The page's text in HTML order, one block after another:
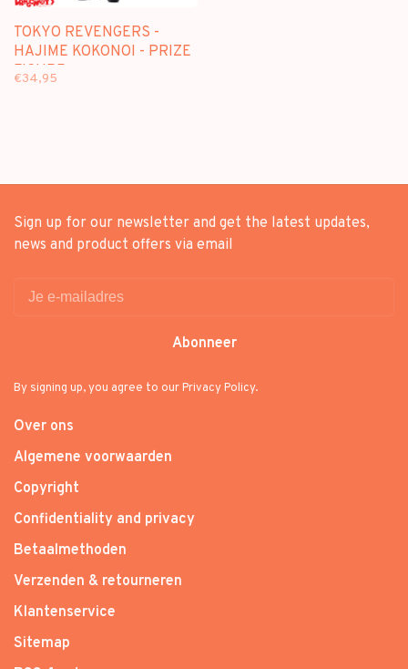
TOKYO REVENGERS -
HAJIME KOKONOI - PRIZE
FIGURE
€34,95
Sign up for our newsletter and get the latest updates,
news and product offers via email
Abonneer
By signing up, you agree to our Privacy Policy.
Over ons
Algemene voorwaarden
Copyright
Confidentiality and privacy
Betaalmethoden
Verzenden & retourneren
Klantenservice
Sitemap